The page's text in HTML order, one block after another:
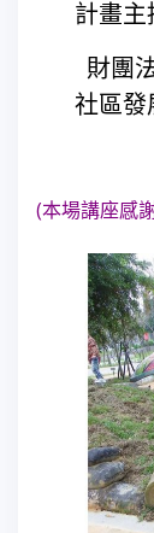
計畫主
 財
社區發
(本場講座感